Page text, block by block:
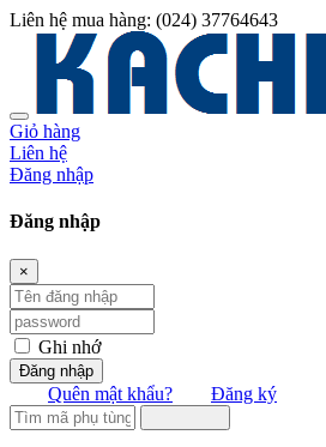
Liên hệ mua hàng: (024) 37764643
Giỏ hàng
Liên hệ
Đăng nhập
Đăng nhập
×
Ghi nhớ
Đăng nhập
Quên mật khẩu? Đăng ký